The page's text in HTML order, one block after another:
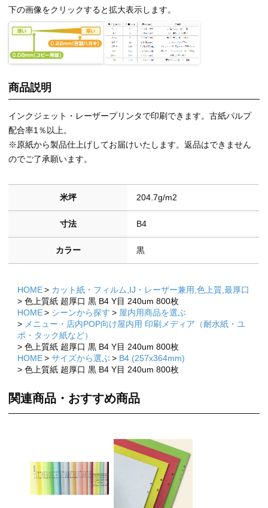
下の画像をクリックすると拡大表示します。
商品説明
インクジェット・レーザープリンタで印刷できます。古紙パルプ
配合率1％以上。
※原紙から製品仕上げしてお届けいたします。返品はできません
のでご了承願います。
米坪 204.7g/m2
寸法 B4
カラー 黒
HOME
カット紙・フィルム,IJ・レーザー兼用,色上質,最厚口
色上質紙 超厚口 黒 B4 Y目 240um 800枚
HOME
シーンから探す
屋内用商品を選ぶ
メニュー・店内POP向け屋内用 印刷メディア（耐水紙・ユ
ポ・タック紙など）
色上質紙 超厚口 黒 B4 Y目 240um 800枚
HOME
サイズから選ぶ
B4 (257x364mm)
色上質紙 超厚口 黒 B4 Y目 240um 800枚
関連商品・おすすめ商品